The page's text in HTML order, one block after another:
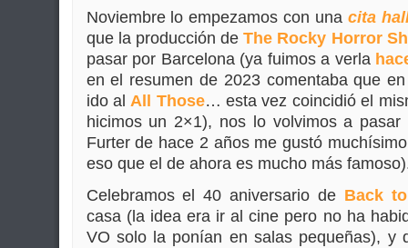
Noviembre lo empezamos con una cita
que la producción deThe Rocky Horror
pasar por Barcelona (ya fuimos a verla
en el resumen de 2023 comentaba que
ido alAll Those… esta vez coincidió el
hicimos un 2×1), nos lo volvimos a
Furter de hace 2 años me gustó
eso que el de ahora es mucho más
Celebramos el 40 aniversario de Back
casa (la idea era ir al cine pero no ha
VO solo la ponían en salas pequeñas), y